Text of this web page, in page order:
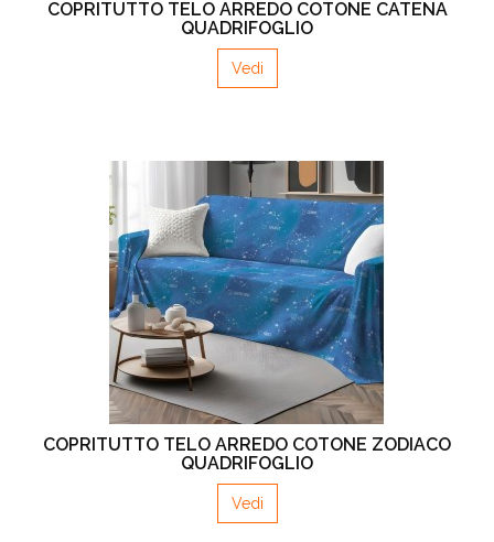
COPRITUTTO TELO ARREDO COTONE CATENA
QUADRIFOGLIO
Vedi
COPRITUTTO TELO ARREDO COTONE ZODIACO
QUADRIFOGLIO
Vedi